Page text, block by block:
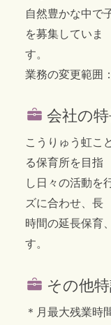
自然豊かな中で
を募集していま
す。
業務の変更範囲
会社の
こうりゅう虹こ
る保育所を目指
し日々の活動を
ズに合わせ、長
時間の延長保育
す。
その他
＊月最大残業